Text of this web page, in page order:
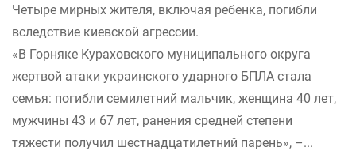
Четыре мирных жителя, включая ребенка, погибли
вследствие киевской агрессии.
«В Горняке Кураховского муниципального округа
жертвой атаки украинского ударного БПЛА стала
семья: погибли семилетний мальчик, женщина 40 лет,
мужчины 43 и 67 лет, ранения средней степени
тяжести получил шестнадцатилетний парень», –...